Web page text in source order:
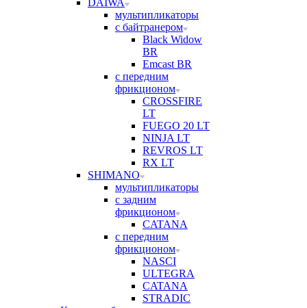
DAIWA
мультипликаторы
с байтранером
Black Widow
BR
Emcast BR
с передним
фрикционом
CROSSFIRE
LT
FUEGO 20 LT
NINJA LT
REVROS LT
RX LT
SHIMANO
мультипликаторы
с задним
фрикционом
CATANA
с передним
фрикционом
NASCI
ULTEGRA
CATANA
STRADIC